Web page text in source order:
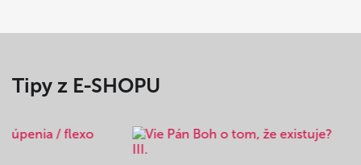
Tipy z E-SHOPU